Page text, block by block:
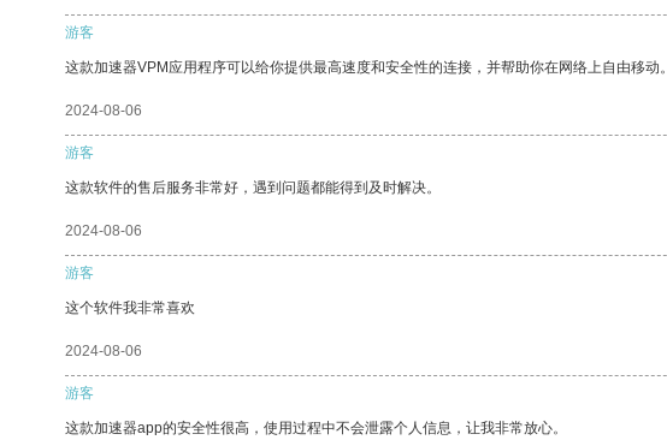
游客
这款加速器VPM应用程序可以给你提供最高速度和安全性的连接，并帮助你在网络上自由移动。
2024-08-06
游客
这款软件的售后服务非常好，遇到问题都能得到及时解决。
2024-08-06
游客
这个软件我非常喜欢
2024-08-06
游客
这款加速器app的安全性很高，使用过程中不会泄露个人信息，让我非常放心。